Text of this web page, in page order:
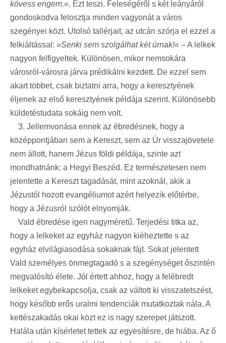
kövess engem.«. Ezt teszi. Feleségéről s két leányáról
gondoskodva felosztja minden vagyonát a város
szegényei közt. Utolsó tallérjait, az utcán szórja el ezzel a
felkiáltással: »Senki sem szolgálhat két úrnak!« – A lelkek
nagyon felfigyeltek. Különösen, mikor nemsokára
városról-városra járva prédikálni kezdett. De ezzel sem
akart többet, csak biztatni arra, hogy a keresztyének
éljenek az első keresztyének példája szerint. Különösebb
küldetéstudata sokáig nem volt.
3. Jellemvonása ennek az ébredésnek, hogy a
középpontjában sem a Kereszt, sem az Úr visszajövetele
nem állott, hanem Jézus földi példája, szinte azt
mondhatnánk: a Hegyi Beszéd. Ez természetesen nem
jelentette a Kereszt tagadását, mint azoknál, akik a
Jézustól hozott evangéliumot azért helyezik előtérbe,
hogy a Jézusról szólót elnyomják.
Vald ébredése igen nagyméretű. Terjedési titka az,
hogy a lelkeket az egyház nagyon kiéheztette s az
egyház elvilágiasodása sokaknak fájt. Sokat jelentett
Vald személyes önmegtagadó s a szegénységet őszintén
megvalósító élete. Jól értett ahhoz, hogy a felébredt
lelkeket egybekapcsolja, csak az váltott ki visszatetszést,
hogy később erős uralmi tendenciák mutatkoztak nála. A
kettészakadás okai közt ez is nagy szerepet játszott.
Halála után kísérletet tettek az egyesítésre, de hiába. Az ő